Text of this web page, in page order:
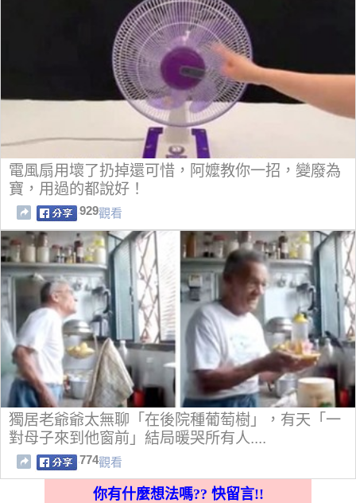
電風扇用壞了扔掉還可惜，阿嬤教你一招，變廢為
寶，用過的都說好！
929觀看
獨居老爺爺太無聊「在後院種葡萄樹」，有天「一
對母子來到他窗前」結局暖哭所有人....
774觀看
你有什麼想法嗎?? 快留言!!